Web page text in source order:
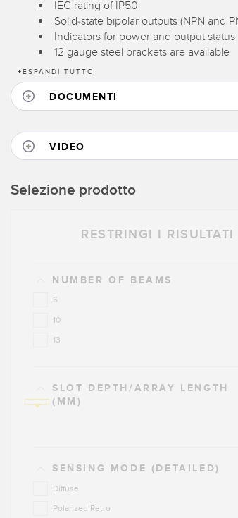
IEC rating of IP50
Solid-state bipolar outputs (NPN and
Indicators for power and output status
12 gauge steel brackets are available
+ESPANDI TUTTO
DOCUMENTI
VIDEO
Selezione prodotto
RESTRINGI I RISULTATI
NUMBER OF BEAMS
6
10
13
SLOT DEPTH/ARRAY LENGTH
(MM)
SENSING MODE (DETAILED)
Diffuse
Polarized Retro